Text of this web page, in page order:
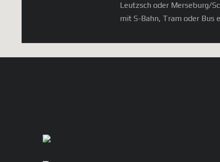
Leutzsch oder Merseburg/
mit S-Bahn, Tram oder Bus